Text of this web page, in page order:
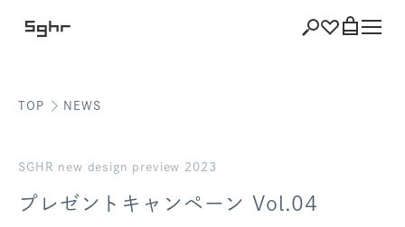
ショッピングバッグを見る
TOP NEWS
SGHR new design preview 2023
プレゼントキャンペーン Vol.04